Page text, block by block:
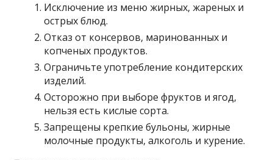
Исключение из меню жирных, жареных и
острых блюд.
Отказ от консервов, маринованных и
копченых продуктов.
Ограничьте употребление кондитерских
изделий.
Осторожно при выборе фруктов и ягод,
нельзя есть кислые сорта.
Запрещены крепкие бульоны, жирные
молочные продукты, алкоголь и курение.